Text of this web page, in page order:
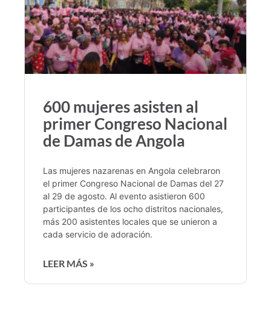
600 mujeres asisten al
primer Congreso Nacional
de Damas de Angola
Las mujeres nazarenas en Angola celebraron
el primer Congreso Nacional de Damas del 27
al 29 de agosto. Al evento asistieron 600
participantes de los ocho distritos nacionales,
más 200 asistentes locales que se unieron a
cada servicio de adoración.
LEER MÁS »